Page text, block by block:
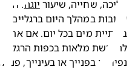
שחייה, שיעור יוגה
בפנייך או בעינייך, פני